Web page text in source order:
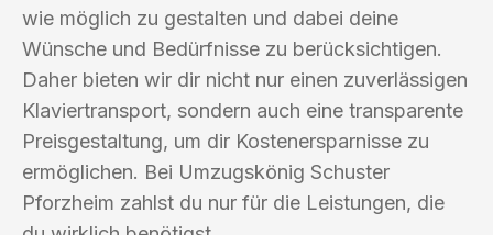
wie möglich zu gestalten und dabei deine
Wünsche und Bedürfnisse zu berücksichtigen.
Daher bieten wir dir nicht nur einen zuverlässigen
Klaviertransport, sondern auch eine transparente
Preisgestaltung, um dir Kostenersparnisse zu
ermöglichen. Bei Umzugskönig Schuster
Pforzheim zahlst du nur für die Leistungen, die